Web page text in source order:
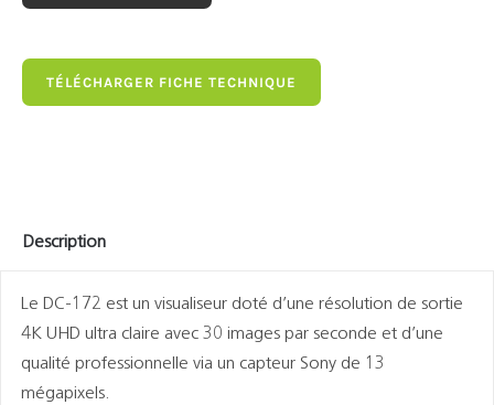
TÉLÉCHARGER FICHE TECHNIQUE
Description
Le DC-172 est un visualiseur doté d’une résolution de sortie
4K UHD ultra claire avec 30 images par seconde et d’une
qualité professionnelle via un capteur Sony de 13
mégapixels.